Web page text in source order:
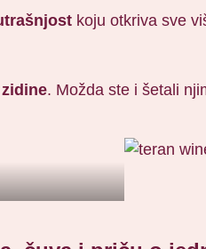
koju otkriva sve
. Možda ste i šetali